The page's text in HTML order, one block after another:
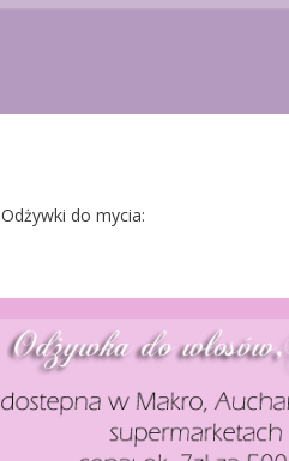
Odżywki do mycia: